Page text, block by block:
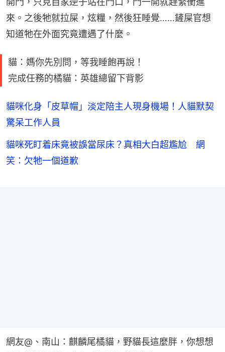
來。之後牠就拉屎，炫糧，然後狂睡覺……鏟屎官想
知道牠在外面究竟遭遇了什麼。
貓：媽你先別問，等我睡飽再說！
完成任務的橘貓：英雄總留下背影
貓咪化身「皮草帽」淡定陪主人現身機場！人貓默契
驚呆工作人員
貓咪死盯着床竟被誤當尿床？真相大白超尷尬 網
笑：欠牠一個道歉
網友@、南山：麒麟尾橘貓，野貓長這麼胖，你想想